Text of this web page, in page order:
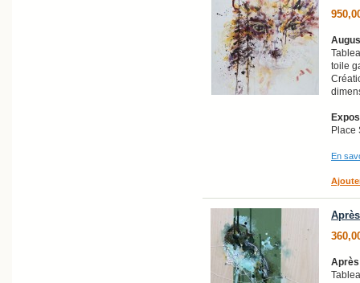
toile
Place
En